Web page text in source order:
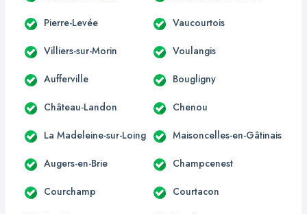
Pierre-Levée Vaucourtois
Villiers-sur-Morin Voulangis
Aufferville Bougligny
Château-Landon Chenou
La Madeleine-sur-Loing Maisoncelles-en-Gâtinais
Augers-en-Brie Champcenest
Courchamp Courtacon